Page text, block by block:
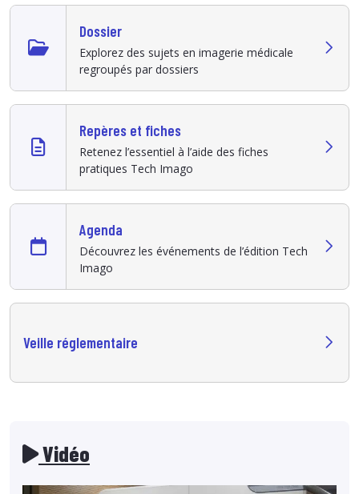
Dossier
Explorez des sujets en imagerie médicale
regroupés par dossiers
Repères et fiches
Retenez l’essentiel à l’aide des fiches
pratiques Tech Imago
Agenda
Découvrez les événements de l’édition Tech
Imago
Veille réglementaire
Vidéo